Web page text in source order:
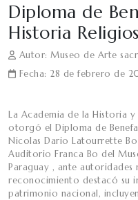
Diploma de
Historia
Autor: Museo de Arte
Fecha: 28 de febrero de
La Academia de la Historia
otorgó el Diploma de
Nicolas Dario Latourrette
Auditorio Franca Bo del
Paraguay , ante autoridades
reconocimiento destacó su
patrimonio nacional,